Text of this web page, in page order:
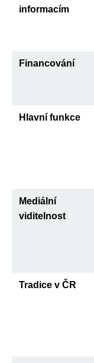
informacím
Financování
Hlavní funkce
Mediální
viditelnost
Tradice v ČR